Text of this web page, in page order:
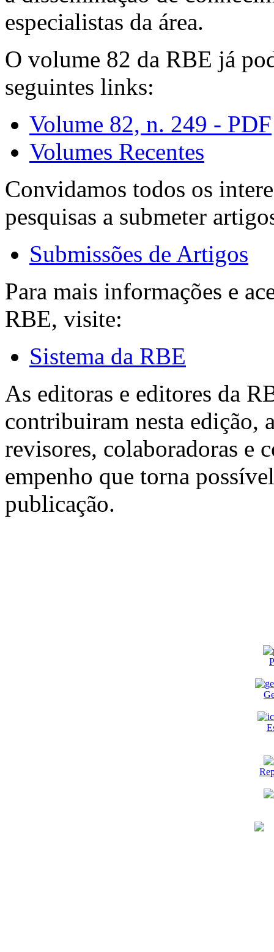
especialistas da área.
O volume 82 da RBE já
seguintes links:
Volume 82, n. 249 - PDF
Volumes Recentes
Convidamos todos os
pesquisas a submeter
Submissões de Artigos
Para mais informações e
RBE, visite:
Sistema da RBE
As editoras e editores da
contribuiram nesta edição,
revisores, colaboradoras e
empenho que torna
publicação.